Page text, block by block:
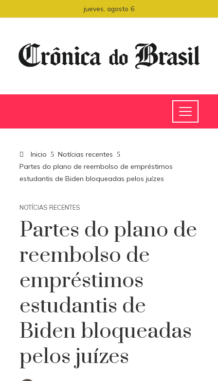
jueves, agosto 6
Inicio
Notícias recentes
Partes do plano de reembolso de empréstimos
estudantis de Biden bloqueadas pelos juízes
NOTÍCIAS RECENTES
Partes do plano de
reembolso de
empréstimos
estudantis de
Biden bloqueadas
pelos juízes